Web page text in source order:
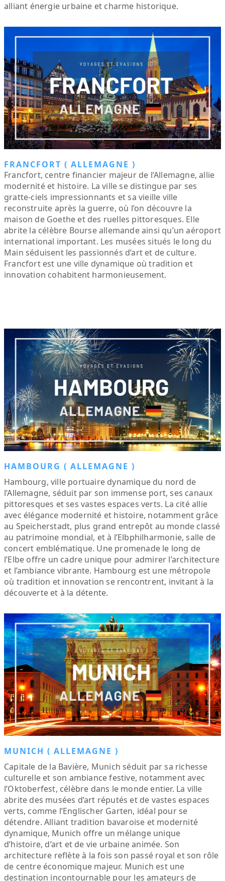
alliant énergie urbaine et charme historique.
FRANCFORT ( ALLEMAGNE )
Francfort, centre financier majeur de l’Allemagne, allie
modernité et histoire. La ville se distingue par ses
gratte-ciels impressionnants et sa vieille ville
reconstruite après la guerre, où l’on découvre la
maison de Goethe et des ruelles pittoresques. Elle
abrite la célèbre Bourse allemande ainsi qu’un aéroport
international important. Les musées situés le long du
Main séduisent les passionnés d’art et de culture.
Francfort est une ville dynamique où tradition et
innovation cohabitent harmonieusement.
HAMBOURG ( ALLEMAGNE )
Hambourg, ville portuaire dynamique du nord de
l’Allemagne, séduit par son immense port, ses canaux
pittoresques et ses vastes espaces verts. La cité allie
avec élégance modernité et histoire, notamment grâce
au Speicherstadt, plus grand entrepôt au monde classé
au patrimoine mondial, et à l’Elbphilharmonie, salle de
concert emblématique. Une promenade le long de
l’Elbe offre un cadre unique pour admirer l’architecture
et l’ambiance vibrante. Hambourg est une métropole
où tradition et innovation se rencontrent, invitant à la
découverte et à la détente.
MUNICH ( ALLEMAGNE )
Capitale de la Bavière, Munich séduit par sa richesse
culturelle et son ambiance festive, notamment avec
l’Oktoberfest, célèbre dans le monde entier. La ville
abrite des musées d’art réputés et de vastes espaces
verts, comme l’Englischer Garten, idéal pour se
détendre. Alliant tradition bavaroise et modernité
dynamique, Munich offre un mélange unique
d’histoire, d’art et de vie urbaine animée. Son
architecture reflète à la fois son passé royal et son rôle
de centre économique majeur. Munich est une
destination incontournable pour les amateurs de